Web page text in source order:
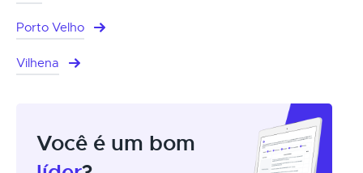
Porto Velho
Vilhena
Você é um bom